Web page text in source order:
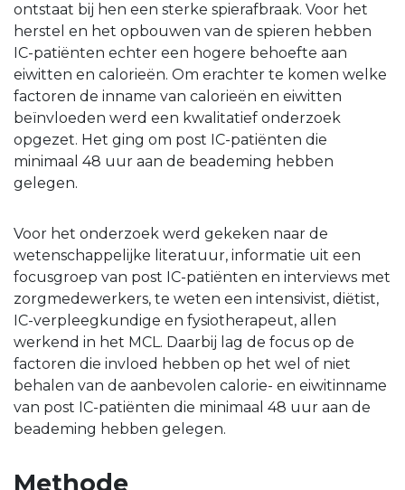
ontstaat bij hen een sterke spierafbraak. Voor het
herstel en het opbouwen van de spieren hebben
IC-patiënten echter een hogere behoefte aan
eiwitten en calorieën. Om erachter te komen welke
factoren de inname van calorieën en eiwitten
beïnvloeden werd een kwalitatief onderzoek
opgezet. Het ging om post IC-patiënten die
minimaal 48 uur aan de beademing hebben
gelegen.
Voor het onderzoek werd gekeken naar de
wetenschappelijke literatuur, informatie uit een
focusgroep van post IC-patiënten en interviews met
zorgmedewerkers, te weten een intensivist, diëtist,
IC-verpleegkundige en fysiotherapeut, allen
werkend in het MCL. Daarbij lag de focus op de
factoren die invloed hebben op het wel of niet
behalen van de aanbevolen calorie- en eiwitinname
van post IC-patiënten die minimaal 48 uur aan de
beademing hebben gelegen.
Methode